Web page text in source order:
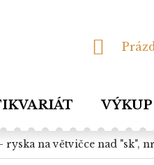
VÝKUP
ryska na větvičce nad "sk",